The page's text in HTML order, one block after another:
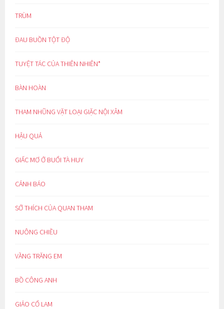
TRÙM
ĐAU BUỒN TỘT ĐỘ
TUYỆT TÁC CỦA THIÊN NHIÊN*
BÀN HOÀN
THAM NHŨNG VẶT LOẠI GIẶC NỘI XÂM
HẬU QUẢ
GIẤC MƠ Ở BUỔI TÀ HUY
CẢNH BÁO
SỞ THÍCH CỦA QUAN THAM
NUÔNG CHIỀU
VẦNG TRĂNG EM
BỒ CÔNG ANH
GIẢO CỔ LAM